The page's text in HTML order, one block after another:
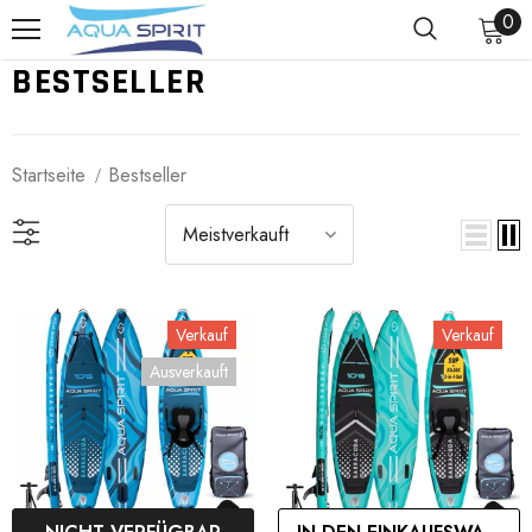
0
BESTSELLER
Startseite Bestseller
Meistverkauft
Verkauf
Ausverkauft
Verkauf